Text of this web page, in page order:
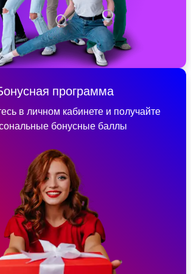
программа
в личном кабинете и получайте
бонусные баллы